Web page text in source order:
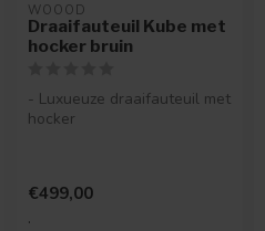
WOOOD
Draaifauteuil Kube met
hocker bruin
- Luxueuze draaifauteuil met
hocker
€499,00
.